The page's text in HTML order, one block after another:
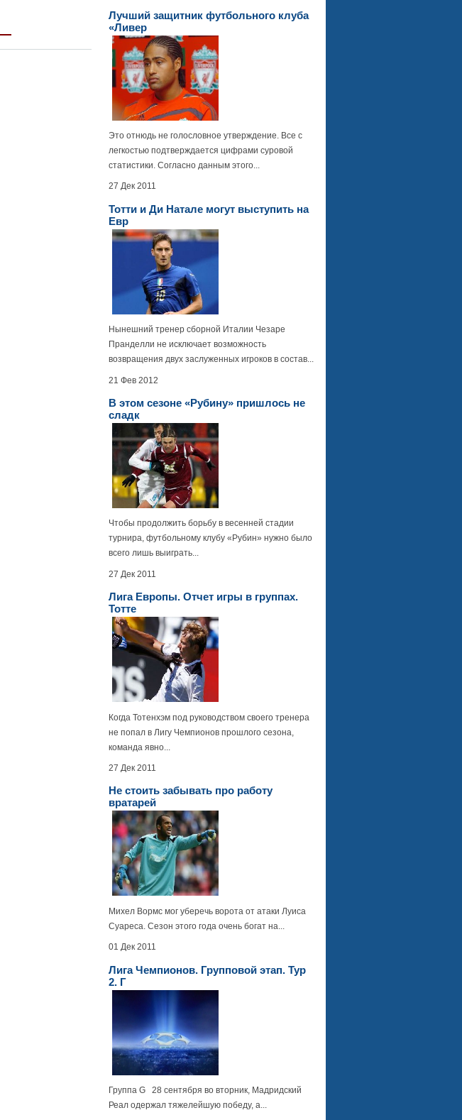
Лучший защитник футбольного клуба
«Ливер
Это отнюдь не голословное утверждение. Все с
легкостью подтверждается цифрами суровой
статистики. Согласно данным этого...
27 Дек 2011
Тотти и Ди Натале могут выступить на
Евр
Нынешний тренер сборной Италии Чезаре
Пранделли не исключает возможность
возвращения двух заслуженных игроков в состав...
21 Фев 2012
В этом сезоне «Рубину» пришлось не
сладк
Чтобы продолжить борьбу в весенней стадии
турнира, футбольному клубу «Рубин» нужно было
всего лишь выиграть...
27 Дек 2011
Лига Европы. Отчет игры в группах.
Тотте
Когда Тотенхэм под руководством своего тренера
не попал в Лигу Чемпионов прошлого сезона,
команда явно...
27 Дек 2011
Не стоить забывать про работу
вратарей
Михел Вормс мог уберечь ворота от атаки Луиса
Суареса. Сезон этого года очень богат на...
01 Дек 2011
Лига Чемпионов. Групповой этап. Тур
2. Г
Группа G 28 сентября во вторник, Мадридский
Реал одержал тяжелейшую победу, а...